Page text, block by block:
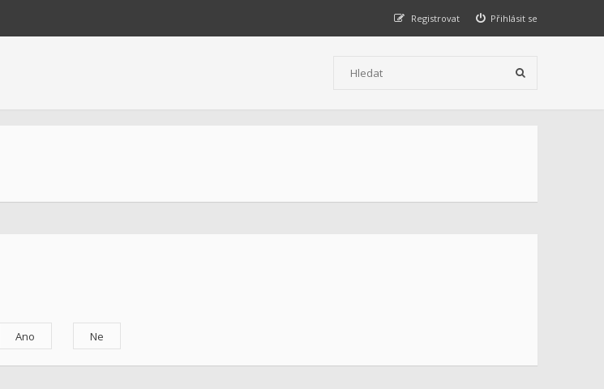
Přihlásit se
Registrovat